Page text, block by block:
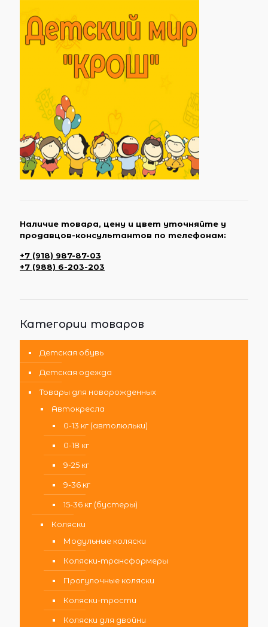
Наличие товара, цену и цвет уточняйте у
продавцов-консультантов по телефонам:
+7 (918) 987-87-03
+7 (988) 6-203-203
Категории товаров
Детская обувь
Детская одежда
Товары для новорожденных
Автокресла
0-13 кг (автолюльки)
0-18 кг
9-25 кг
9-36 кг
15-36 кг (бустеры)
Коляски
Модульные коляски
Коляски-трансформеры
Прогулочные коляски
Коляски-трости
Коляски для двойни